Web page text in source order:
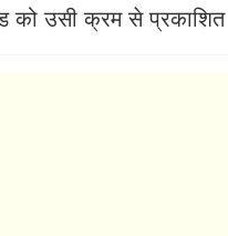
को उसी क्रम से